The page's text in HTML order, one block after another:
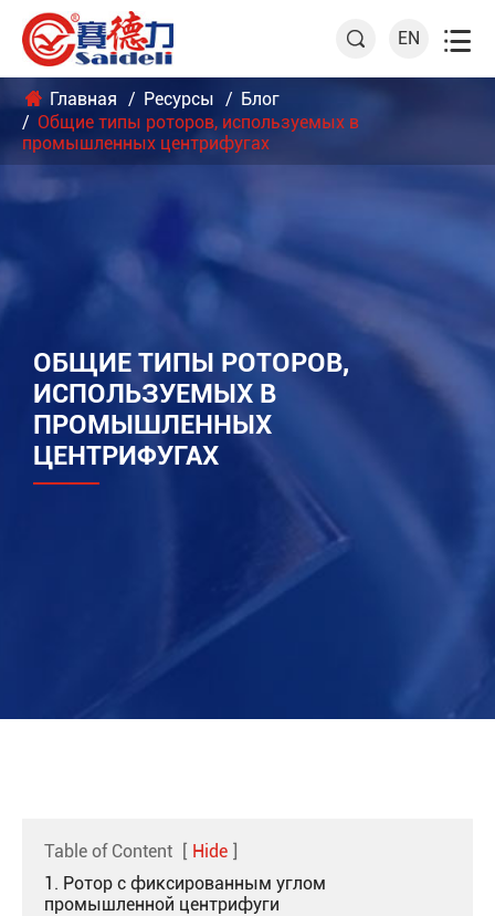
 EN 
Главная Ресурсы
Блог
Общие типы роторов, используемых в
промышленных центрифугах
ОБЩИЕ ТИПЫ РОТОРОВ,
ИСПОЛЬЗУЕМЫХ В
ПРОМЫШЛЕННЫХ
ЦЕНТРИФУГАХ
Table of Content [ Hide ]
1. Ротор с фиксированным углом
промышленной центрифуги